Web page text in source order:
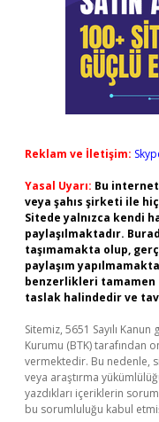
Reklam ve İletişim:
Yasal Uyarı: Bu
veya şahıs şirketi ile
Sitede yalnızca kendi
paylaşılmaktadır.
taşımamakta olup,
paylaşım
benzerlikleri
taslak halindedir ve
Sitemiz, 5651 Sayılı
Kurumu (BTK) tarafından
vermektedir. Bu nedenle,
veya araştırma
yazdıkları içeriklerin
bu sorumluluğu kabul